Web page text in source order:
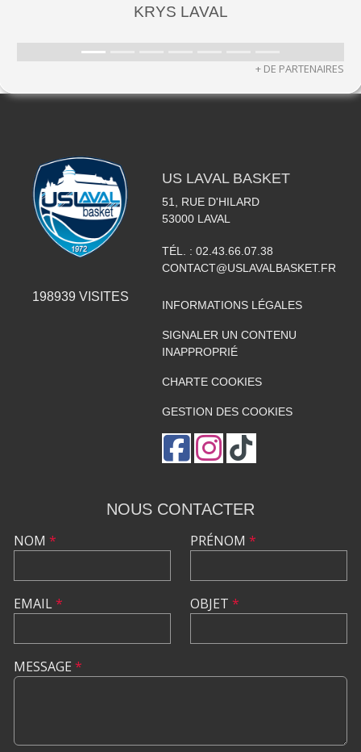
KRYS LAVAL
+ DE PARTENAIRES
198939 VISITES
US LAVAL BASKET
51, RUE D'HILARD
53000 LAVAL
TÉL. : 02.43.66.07.38
CONTACT@USLAVALBASKET.FR
INFORMATIONS LÉGALES
SIGNALER UN CONTENU
INAPPROPRIÉ
CHARTE COOKIES
GESTION DES COOKIES
NOUS CONTACTER
NOM *
EMAIL*
PRÉNOM *
OBJET *
MESSAGE *